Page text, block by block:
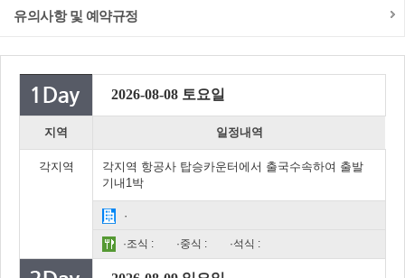
유의사항 및 예약규정
2026-08-08 토요일
지역 일정내역
각지역
각지역 항공사 탑승카운터에서 출국수속하여 출발
기내1박
·
·조식 : ·중식 : ·석식 :